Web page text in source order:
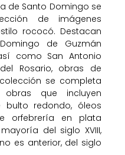
de Santo Domingo se
de imágenes
rococó. Destacan
de Guzmán
como San Antonio
Rosario, obras de
se completa
que incluyen
redondo, óleos
orfebrería en plata
del siglo XVIII,
es anterior, del siglo